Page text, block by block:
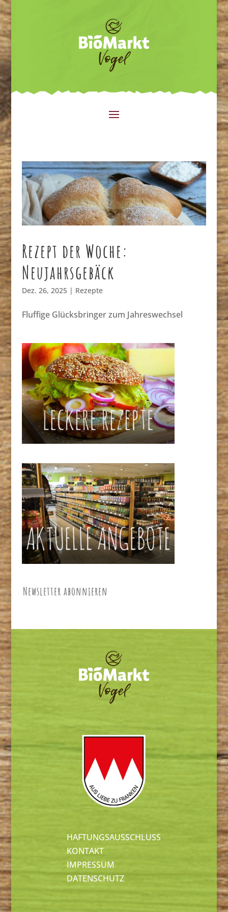
Rezept der Woche:
Neujahrsgebäck
Dez. 26, 2025| Rezepte
Fluffige Glücksbringer zum Jahreswechsel
Newsletter abonnieren
HAFTUNGSAUSSCHLUSS
KONTAKT
IMPRESSUM
DATENSCHUTZ